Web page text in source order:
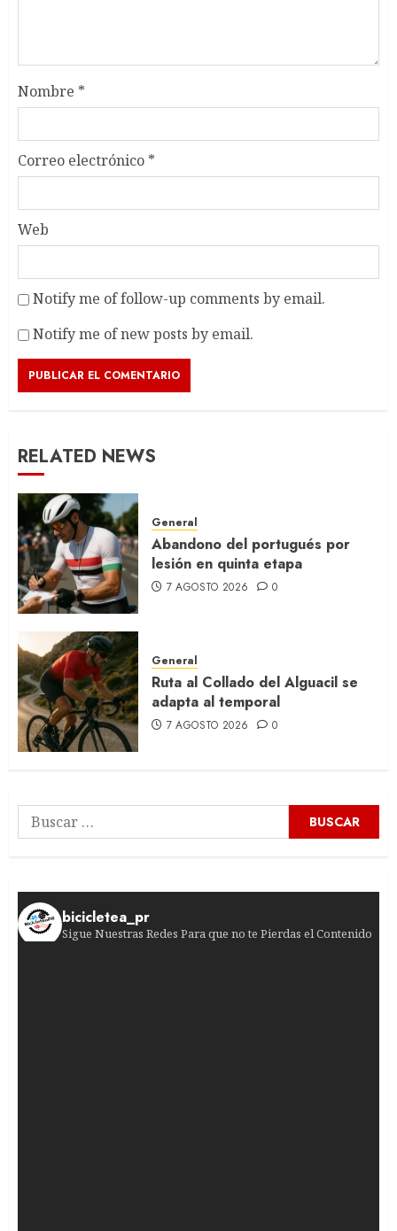
Nombre *
Correo electrónico *
Web
Notify me of follow-up comments by email.
Notify me of new posts by email.
RELATED NEWS
General
Abandono del portugués por
lesión en quinta etapa
7 AGOSTO 2026 0
General
Ruta al Collado del Alguacil se
adapta al temporal
7 AGOSTO 2026 0
Buscar:
bicicletea_pr
Sigue Nuestras Redes Para que no te Pierdas el Contenido